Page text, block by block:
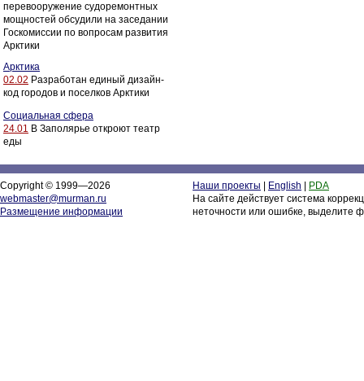
перевооружение судоремонтных
мощностей обсудили на заседании
Госкомиссии по вопросам развития
Арктики
Арктика
02.02 Разработан единый дизайн-
код городов и поселков Арктики
Социальная сфера
24.01 В Заполярье откроют театр
еды
Copyright © 1999—2026
webmaster@murman.ru
Размещение информации
Наши проекты English
PDA
На сайте действует система
неточности или ошибке, выделите